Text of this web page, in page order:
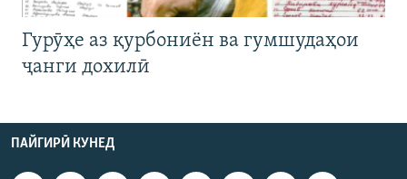
Гурӯҳе аз қурбониён ва гумшудаҳои
ҷанги дохилӣ
ПАЙГИРӢ КУНЕД